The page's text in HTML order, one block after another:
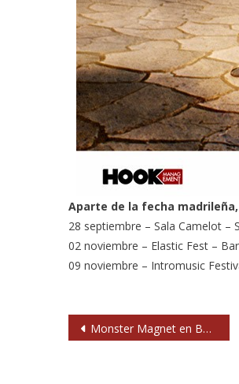
Aparte de la fecha
28 septiembre – Sala Camelot –
02 noviembre – Elastic Fest –
09 noviembre – Intromusic
Navegación
Monster Magnet en Barcelona y Madrid en febrero de 2014